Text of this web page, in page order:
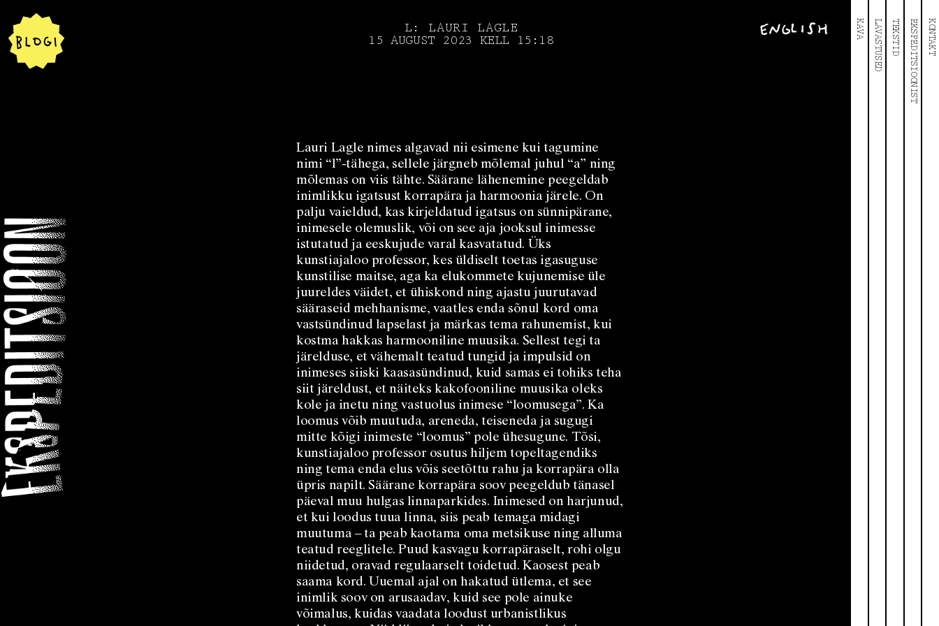
L: LAURI LAGLE
15 AUGUST 2023
KELL 15:18
Lauri Lagle nimes algavad nii esimene kui tagumine
nimi “l”-tähega, sellele järgneb mõlemal juhul “a” ning
mõlemas on viis tähte. Säärane lähenemine peegeldab
inimlikku igatsust korrapära ja harmoonia järele. On
palju vaieldud, kas kirjeldatud igatsus on sünnipärane,
inimesele olemuslik, või on see aja jooksul inimesse
istutatud ja eeskujude varal kasvatatud. Üks
kunstiajaloo professor, kes üldiselt toetas igasuguse
kunstilise maitse, aga ka elukommete kujunemise üle
juureldes väidet, et ühiskond ning ajastu juurutavad
sääraseid mehhanisme, vaatles enda sõnul kord oma
vastsündinud lapselast ja märkas tema rahunemist, kui
kostma hakkas harmooniline muusika. Sellest tegi ta
järelduse, et vähemalt teatud tungid ja impulsid on
inimeses siiski kaasasündinud, kuid samas ei tohiks teha
siit järeldust, et näiteks kakofooniline muusika oleks
kole ja inetu ning vastuolus inimese “loomusega”. Ka
loomus võib muutuda, areneda, teiseneda ja sugugi
mitte kõigi inimeste “loomus” pole ühesugune. Tõsi,
kunstiajaloo professor osutus hiljem topeltagendiks
ning tema enda elus võis seetõttu rahu ja korrapära olla
üpris napilt. Säärane korrapära soov peegeldub tänasel
päeval muu hulgas linnaparkides. Inimesed on harjunud,
et kui loodus tuua linna, siis peab temaga midagi
muutuma – ta peab kaotama oma metsikuse ning alluma
teatud reeglitele. Puud kasvagu korrapäraselt, rohi olgu
niidetud, oravad regulaarselt toidetud. Kaosest peab
saama kord. Uuemal ajal on hakatud ütlema, et see
inimlik soov on arusaadav, kuid see pole ainuke
võimalus, kuidas vaadata loodust urbanistlikus
KAVA LAVASTUSED TEKSTID EKSPEDITSIOONIST KONTAKT